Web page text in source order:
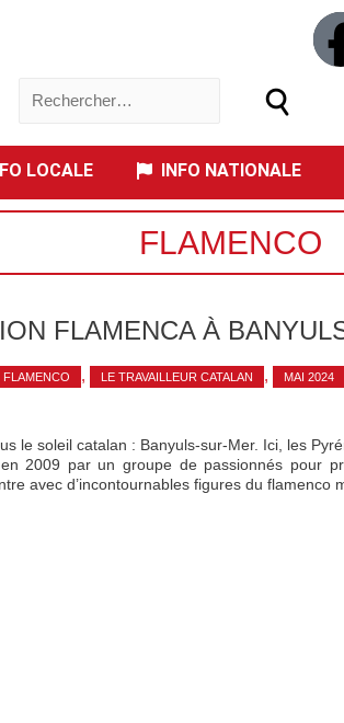
LOCALE INFO NATIONALE
FLAMENCO
FLAMENCA À
FLAMENCO , LE TRAVAILLEUR CATALAN , MAI 2024
le soleil catalan : Banyuls-sur-Mer. Ici, les
2009 par un groupe de passionnés pour
avec d’incontournables figures du flamenco